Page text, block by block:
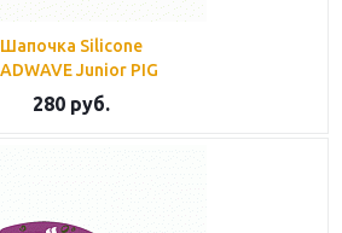
Шапочка Silicone
MADWAVE Junior PIG
280 руб.